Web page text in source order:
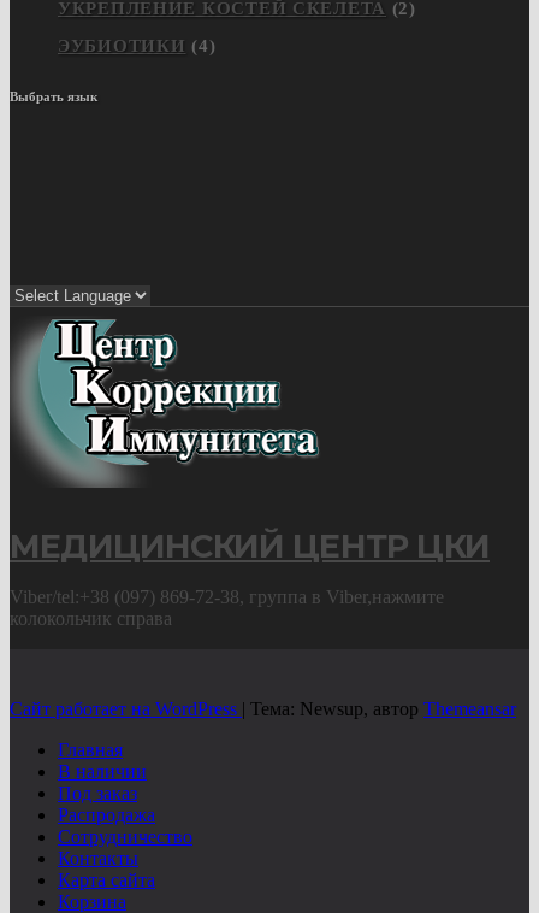
УКРЕПЛЕНИЕ КОСТЕЙ СКЕЛЕТА (2)
ЭУБИОТИКИ (4)
Выбрать язык
МЕДИЦИНСКИЙ ЦЕНТР ЦКИ
Viber/tel:+38 (097) 869-72-38, группа в Viber,нажмите
колокольчик справа
Сайт работает на WordPress | Тема: Newsup, автор Themeansar
Главная
В наличии
Под заказ
Распродажа
Сотрудничество
Контакты
Карта сайта
Корзина